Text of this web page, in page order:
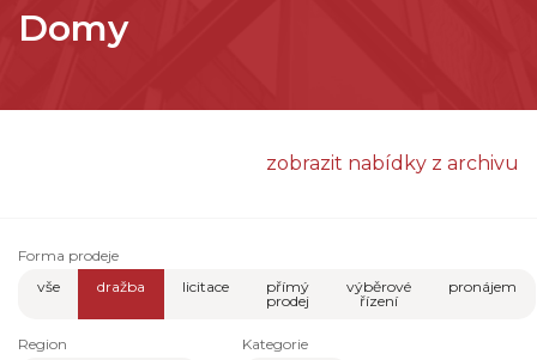
Domy
zobrazit nabídky z archivu
Forma prodeje
vše
dražba licitace
přímý
prodej
výběrové
řízení
pronájem
Region
Kategorie